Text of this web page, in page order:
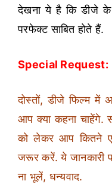
देखना ये है कि डीजे के
परफेक्ट साबित होते हैं.
Special Request:
दोस्तों, डीजे फिल्म में
आप क्या कहना चाहेंगे.
को लेकर आप कितने
जरूर करें. ये जानकारी
ना भूलें, धन्यवाद.